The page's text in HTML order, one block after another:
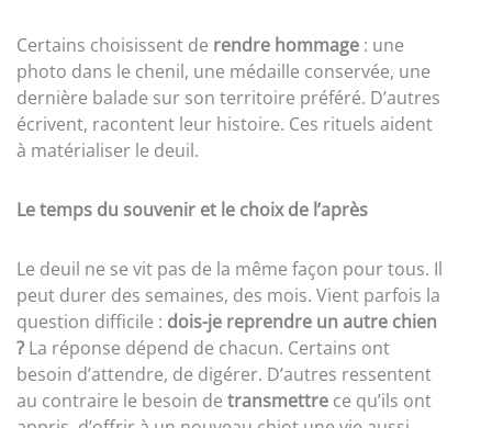
Certains choisissent de rendre hommage : une
photo dans le chenil, une médaille conservée, une
dernière balade sur son territoire préféré. D’autres
écrivent, racontent leur histoire. Ces rituels aident
à matérialiser le deuil.
Le temps du souvenir et le choix de l’après
Le deuil ne se vit pas de la même façon pour tous. Il
peut durer des semaines, des mois. Vient parfois la
question difficile : dois-je reprendre un autre chien
? La réponse dépend de chacun. Certains ont
besoin d’attendre, de digérer. D’autres ressentent
au contraire le besoin de transmettre ce qu’ils ont